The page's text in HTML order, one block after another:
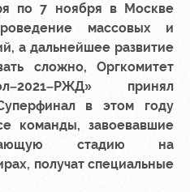
по 7 ноября в Москве
массовых и
а дальнейшее развитие
сложно, Оргкомитет
принял
в этом году
команды, завоевавшие
стадию на
получат специальные